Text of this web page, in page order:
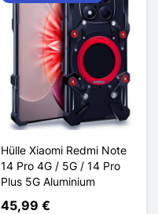
Hülle Xiaomi Redmi Note
14 Pro 4G / 5G / 14 Pro
Plus 5G Aluminium
45,99 €